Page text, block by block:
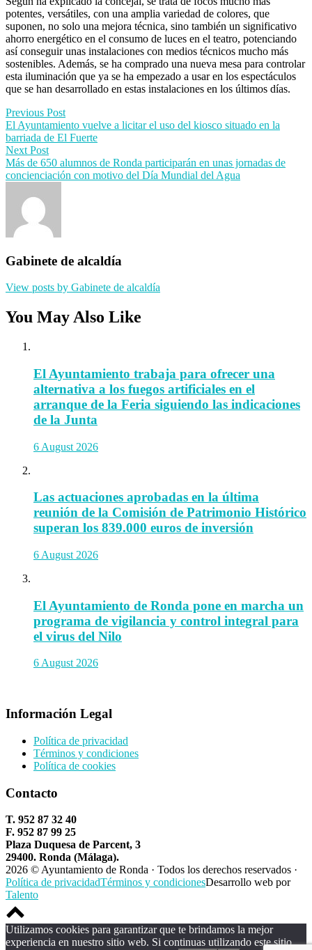
potentes, versátiles, con una amplia variedad de colores, que
suponen, no solo una mejora técnica, sino también un significativo
ahorro energético en el consumo de luces en el teatro, potenciando
así conseguir unas instalaciones con medios técnicos mucho más
sostenibles. Además, se ha comprado una nueva mesa para controlar
esta iluminación que ya se ha empezado a usar en los espectáculos
que se han desarrollado en estas instalaciones en los últimos días.
Post
navigation
Previous Post
El Ayuntamiento vuelve a licitar el uso del kiosco situado en la
barriada de El Fuerte
Next Post
Más de 650 alumnos de Ronda participarán en unas jornadas de
concienciación con motivo del Día Mundial del Agua
Gabinete de alcaldía
View posts by Gabinete de alcaldía
You May Also Like
El Ayuntamiento trabaja para ofrecer una
alternativa a los fuegos artificiales en el
arranque de la Feria siguiendo las indicaciones
de la Junta
6 August 2026
Las actuaciones aprobadas en la última
reunión de la Comisión de Patrimonio Histórico
superan los 839.000 euros de inversión
6 August 2026
El Ayuntamiento de Ronda pone en marcha un
programa de vigilancia y control integral para
el virus del Nilo
6 August 2026
Información Legal
Política de privacidad
Términos y condiciones
Política de cookies
Contacto
T. 952 87 32 40
F. 952 87 99 25
Plaza Duquesa de Parcent, 3
29400. Ronda (Málaga).
2026 © Ayuntamiento de Ronda · Todos los derechos reservados ·
Política de privacidadTérminos y condicionesDesarrollo web por
Talento
Scroll
to
top
Utilizamos cookies para garantizar que te brindamos la mejor
experiencia en nuestro sitio web. Si continuas utilizando este sitio,